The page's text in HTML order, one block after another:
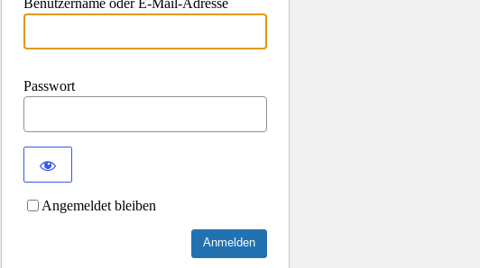
Benutzername oder E-Mail-Adresse
Passwort
Angemeldet bleiben